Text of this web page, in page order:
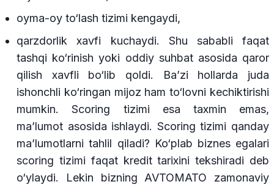
oyma-oy to‘lash tizimi kengaydi,
qarzdorlik xavfi kuchaydi. Shu sababli faqat
tashqi ko‘rinish yoki oddiy suhbat asosida qaror
qilish xavfli bo‘lib qoldi. Ba’zi hollarda juda
ishonchli ko‘ringan mijoz ham to‘lovni kechiktirishi
mumkin. Scoring tizimi esa taxmin emas,
ma’lumot asosida ishlaydi. Scoring tizimi qanday
ma’lumotlarni tahlil qiladi? Ko‘plab biznes egalari
scoring tizimi faqat kredit tarixini tekshiradi deb
o‘ylaydi. Lekin bizning AVTOMATO zamonaviy